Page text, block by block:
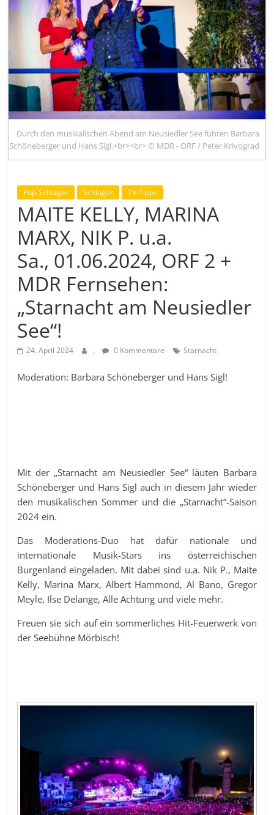
Durch den musikalischen Abend am Neusiedler See führen Barbara
Schöneberger und Hans Sigl.<br><br> © MDR - ORF / Peter Krivograd
Pop-Schlager Schlager TV-Tipps
MAITE KELLY, MARINA
MARX, NIK P. u.a.
Sa., 01.06.2024, ORF 2 +
MDR Fernsehen:
„Starnacht am Neusiedler
See“!
24. April 2024 . 0 Kommentare Starnacht
Moderation: Barbara Schöneberger und Hans Sigl!
Mit der „Starnacht am Neusiedler See“ läuten Barbara
Schöneberger und Hans Sigl auch in diesem Jahr wieder
den musikalischen Sommer und die „Starnacht“-Saison
2024 ein.
Das Moderations-Duo hat dafür nationale und
internationale Musik-Stars ins österreichischen
Burgenland eingeladen. Mit dabei sind u.a. Nik P., Maite
Kelly, Marina Marx, Albert Hammond, Al Bano, Gregor
Meyle, Ilse Delange, Alle Achtung und viele mehr.
Freuen sie sich auf ein sommerliches Hit-Feuerwerk von
der Seebühne Mörbisch!